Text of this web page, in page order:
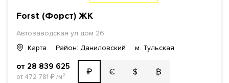
Forst (Форст) ЖК
Автозаводская ул дом 26
Карта
Район: Даниловский м. Тульская
от 28 839 625
от 472 781 ₽/м² ₽ € $ ₿